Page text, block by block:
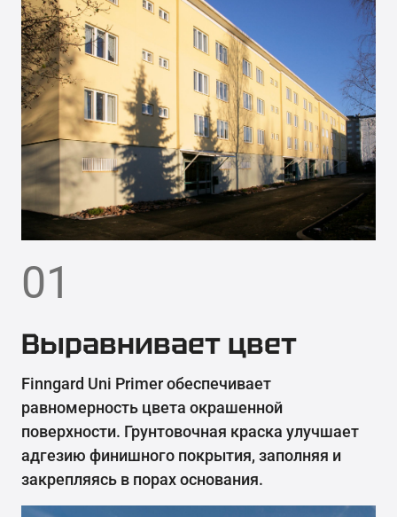
01
Выравнивает цвет
Finngard Uni Primer обеспечивает
равномерность цвета окрашенной
поверхности. Грунтовочная краска улучшает
адгезию финишного покрытия, заполняя и
закрепляясь в порах основания.